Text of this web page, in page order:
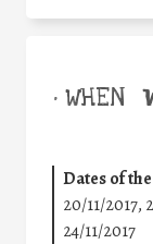
• WHEN
Dates of
20/11/2017,
24/11/2017